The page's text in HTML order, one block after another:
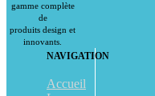
gamme complète
de
produits design et
innovants.
NAVIGATION
Accueil